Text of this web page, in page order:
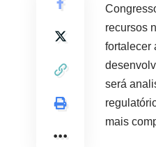
recursos
fortalecer
será
mais